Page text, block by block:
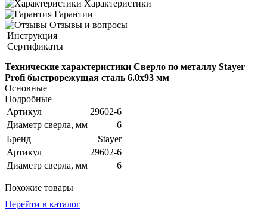
Характеристики
Гарантии
Отзывы и вопросы
Инструкция
Сертификаты
Технические характеристики Сверло по металлу Stayer
Profi быстрорежущая сталь 6.0х93 мм
Основные
Подробные
Артикул
29602-6
Диаметр сверла, мм
6
Бренд
Stayer
Артикул
29602-6
Диаметр сверла, мм
6
Похожие товары
Перейти в каталог